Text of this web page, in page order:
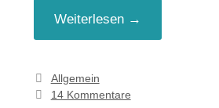
Weiterlesen →
Kategorien
Allgemein
14 Kommentare